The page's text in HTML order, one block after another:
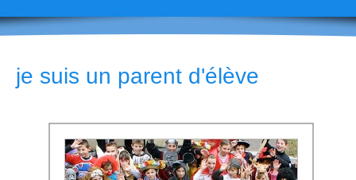
je suis un parent d'élève